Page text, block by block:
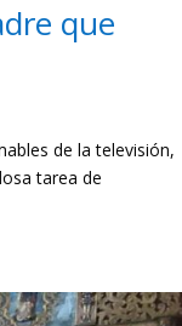
que
de la televisión,
tarea de